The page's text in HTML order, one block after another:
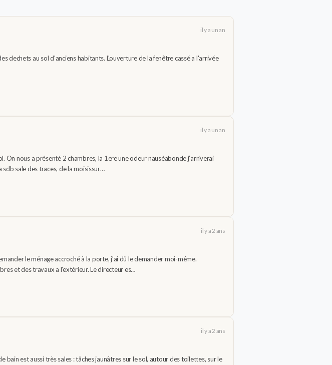
il y a un an
dechets au sol d'anciens habitants. L'ouverture de la fenêtre cassé a l'arrivée
il y a un an
nous a présenté 2 chambres, la 1ere une odeur nauséabonde j’arriverai
sdb sale des traces, de la moisissur…
il y a 2 ans
le ménage accroché à la porte, j’ai dû le demander moi-même.
et des travaux a l’extérieur. Le directeur es…
il y a 2 ans
est aussi très sales : tâches jaunâtres sur le sol, autour des toilettes, sur le